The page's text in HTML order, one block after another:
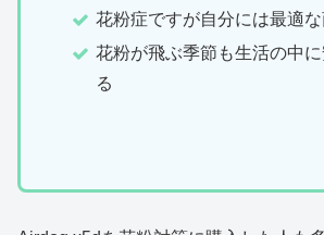
花粉症ですが自分には最適
花粉が飛ぶ季節も生活の中
る